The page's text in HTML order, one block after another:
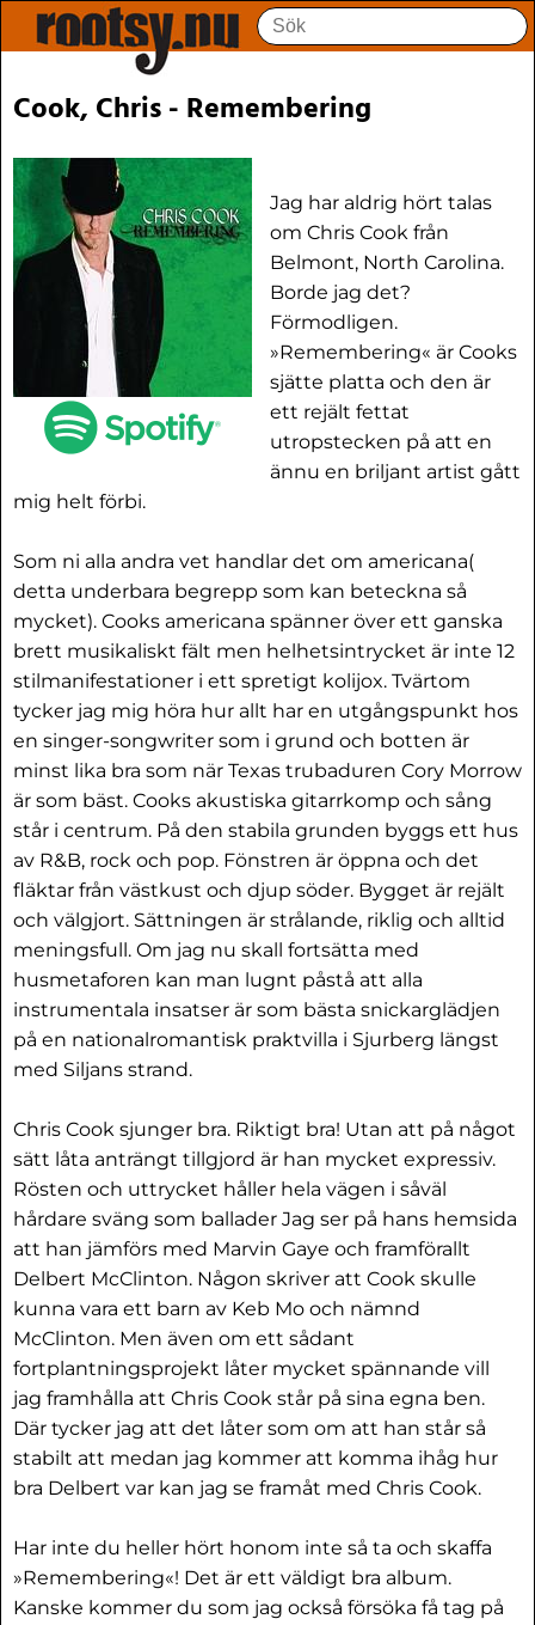
Cook, Chris - Remembering
Jag har aldrig hört talas
om Chris Cook från
Belmont, North Carolina.
Borde jag det?
Förmodligen.
»Remembering« är Cooks
sjätte platta och den är
ett rejält fettat
utropstecken på att en
ännu en briljant artist gått
mig helt förbi.
Som ni alla andra vet handlar det om americana(
detta underbara begrepp som kan beteckna så
mycket). Cooks americana spänner över ett ganska
brett musikaliskt fält men helhetsintrycket är inte 12
stilmanifestationer i ett spretigt kolijox. Tvärtom
tycker jag mig höra hur allt har en utgångspunkt hos
en singer-songwriter som i grund och botten är
minst lika bra som när Texas trubaduren Cory Morrow
är som bäst. Cooks akustiska gitarrkomp och sång
står i centrum. På den stabila grunden byggs ett hus
av R&B, rock och pop. Fönstren är öppna och det
fläktar från västkust och djup söder. Bygget är rejält
och välgjort. Sättningen är strålande, riklig och alltid
meningsfull. Om jag nu skall fortsätta med
husmetaforen kan man lugnt påstå att alla
instrumentala insatser är som bästa snickarglädjen
på en nationalromantisk praktvilla i Sjurberg längst
med Siljans strand.
Chris Cook sjunger bra. Riktigt bra! Utan att på något
sätt låta anträngt tillgjord är han mycket expressiv.
Rösten och uttrycket håller hela vägen i såväl
hårdare sväng som ballader Jag ser på hans hemsida
att han jämförs med Marvin Gaye och framförallt
Delbert McClinton. Någon skriver att Cook skulle
kunna vara ett barn av Keb Mo och nämnd
McClinton. Men även om ett sådant
fortplantningsprojekt låter mycket spännande vill
jag framhålla att Chris Cook står på sina egna ben.
Där tycker jag att det låter som om att han står så
stabilt att medan jag kommer att komma ihåg hur
bra Delbert var kan jag se framåt med Chris Cook.
Har inte du heller hört honom inte så ta och skaffa
»Remembering«! Det är ett väldigt bra album.
Kanske kommer du som jag också försöka få tag på